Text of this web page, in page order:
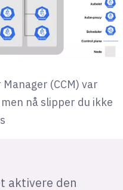
(CCM) var
nå slipper du ikke
aktivere den